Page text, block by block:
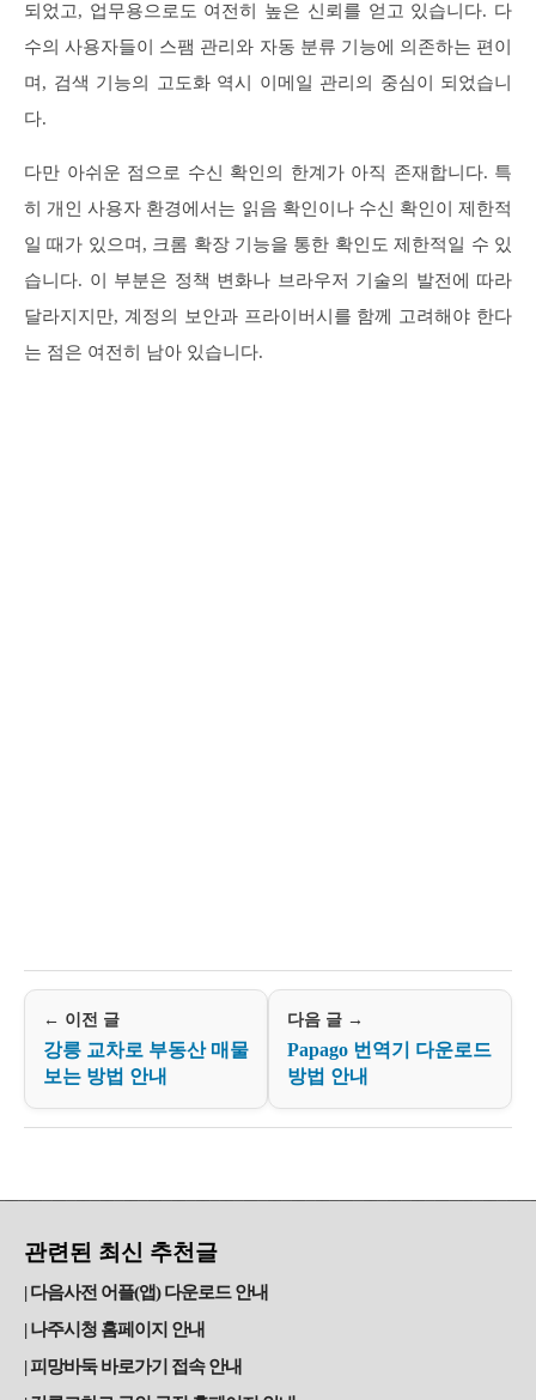
되었고, 업무용으로도 여전히 높은 신뢰를 얻고 있습니다. 다
수의 사용자들이 스팸 관리와 자동 분류 기능에 의존하는 편이
며, 검색 기능의 고도화 역시 이메일 관리의 중심이 되었습니
다.
다만 아쉬운 점으로 수신 확인의 한계가 아직 존재합니다. 특
히 개인 사용자 환경에서는 읽음 확인이나 수신 확인이 제한적
일 때가 있으며, 크롬 확장 기능을 통한 확인도 제한적일 수 있
습니다. 이 부분은 정책 변화나 브라우저 기술의 발전에 따라
달라지지만, 계정의 보안과 프라이버시를 함께 고려해야 한다
는 점은 여전히 남아 있습니다.
← 이전 글
강릉 교차로 부동산 매물
보는 방법 안내
다음 글 →
Papago 번역기 다운로드
방법 안내
관련된 최신 추천글
다음사전 어플(앱) 다운로드 안내
나주시청 홈페이지 안내
피망바둑 바로가기 접속 안내